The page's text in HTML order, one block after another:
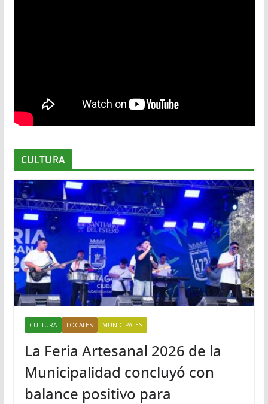
CULTURA
CULTURA LOCALES MUNICIPALES
La Feria Artesanal 2026 de la
Municipalidad concluyó con
balance positivo para